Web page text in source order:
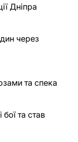
Дніпра
через
та спека
та став